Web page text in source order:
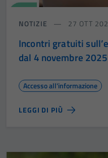
NOTIZIE 27 OTT
Incontri gratuiti
dal 4 novembre 2025
Accesso all'informazione
LEGGI DI PIÙ